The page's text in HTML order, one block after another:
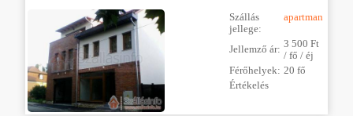
Szállás
jellege:
apartman
Jellemző ár: 3 500 Ft
/ fő / éj
Férőhelyek: 20 fő
Értékelés